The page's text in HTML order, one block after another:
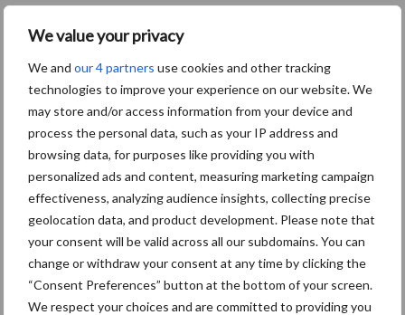
We value your privacy
We and our 4 partners use cookies and other tracking
technologies to improve your experience on our website. We
may store and/or access information from your device and
process the personal data, such as your IP address and
browsing data, for purposes like providing you with
personalized ads and content, measuring marketing campaign
effectiveness, analyzing audience insights, collecting precise
geolocation data, and product development. Please note that
your consent will be valid across all our subdomains. You can
change or withdraw your consent at any time by clicking the
“Consent Preferences” button at the bottom of your screen.
We respect your choices and are committed to providing you
Aanbevolen voor jou!
Grondstoffenmarkt blijft
geopolitiek houden handel
in de greep
De speenhuid: een vaak
onderschatte risicofactor
voor mastitis